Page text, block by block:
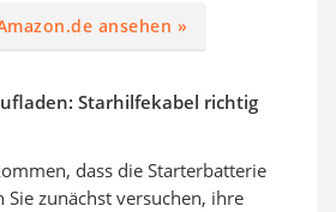
ansehen »
Starhilfekabel richtig
dass die Starterbatterie
zunächst versuchen, ihre